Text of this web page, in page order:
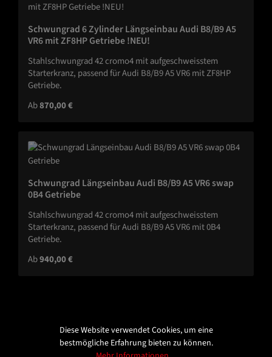
Schwungrad 6 Zylinder Längseinbau Audi B8/B9 A5
VR6 mit ZF8HP Getriebe !NEU!
Stahlschwungrad 42 cromo4 mit aufgeschweisstem
Starterkranz, passend für Audi B8/B9 A5 VR6 mit ZF8HP
Getriebe.
Regulärer Preis:
Ab870,00 €
Schwungrad Längseinbau Audi B8/B9 A5 VR6 swap
0B4 Getriebe
Stahlschwungrad 42 cromo4 mit aufgeschweisstem
Starterkranz, passend für Audi B8/B9 A5 VR6 mit 0B4
Getriebe.
Regulärer Preis:
Ab940,00 €
Service-HotlineDiese Website verwendet Cookies, um eine
bestmögliche Erfahrung bieten zu können.